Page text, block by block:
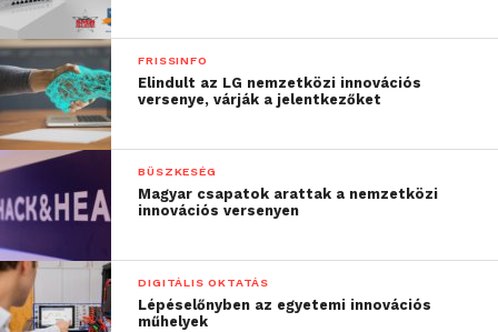
FRISSINFO
Elindult az LG nemzetközi innovációs
versenye, várják a jelentkezőket
BÜSZKESÉG
Magyar csapatok arattak a nemzetközi
innovációs versenyen
DIGITÁLIS OKTATÁS
Lépéselőnyben az egyetemi innovációs
műhelyek